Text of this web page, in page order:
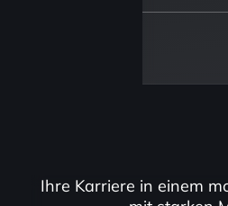
Ihre Karriere in einem